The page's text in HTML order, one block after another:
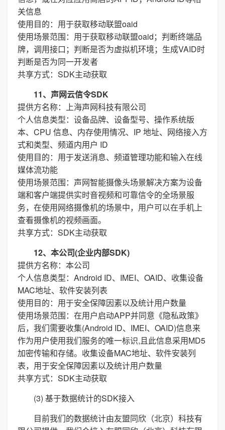
关信息
使用目的：用于获取移动联盟oaid
使用场景范围：用于获取移动联盟oaid；判断终端品
牌，调用接口；判断是否为虚拟机环境；生成VAID时
判断是否为同一开发者
共享方式：SDK主动获取
11、声网云信令SDK
提供方名称：上海声网科技有限公司
个人信息类型：设备品牌、设备型号、操作系统版
本、CPU 信息、内存使用情况、IP 地址、网络接入方
式和类型、频道内用户 ID
使用目的：用于发送消息、频道管理功能和输入在线
媒体流功能
使用场景范围：声网智能摄像头场景解决方案为设备
端和客户端提供实时音视频和可靠信令的全场景服
务，在使用网络摄像机的场景中，用户可以在手机上
查看摄像机的视频画面。
共享方式：SDK主动获取
12、本公司(企业内部SDK)
提供方名称：本公司
个人信息类型：Android ID、IMEI、OAID、收集设备
MAC地址、软件安装列表
使用目的：用于安全保障因素以及统计用户数量
使用场景范围：在用户启动APP并同意《隐私政策》
后，我们需要收集(Android ID、IMEI、OAID)信息来
作为用户使用我们服务的唯一标识,且此信息采用MD5
加密传输和存储。收集设备MAC地址、软件安装列
表，用于安全保障因素以及统计用户数量
共享方式：SDK主动获取
(3) 基于数据统计的SDK接入
目前我们的数据统计由友盟同欣（北京）科技有